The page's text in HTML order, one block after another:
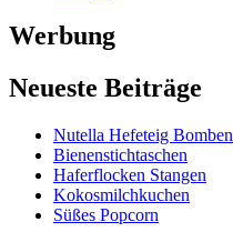
Werbung
Neueste Beiträge
Nutella Hefeteig Bomben
Bienenstichtaschen
Haferflocken Stangen
Kokosmilchkuchen
Süßes Popcorn